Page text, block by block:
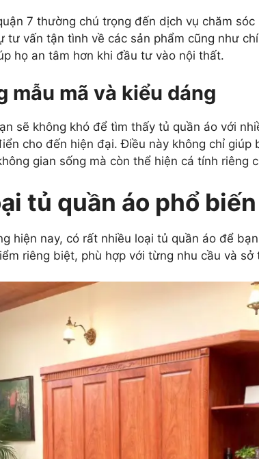
7 thường chú trọng đến dịch vụ chăm
tư vấn tận tình về các sản phẩm cũng như
họ an tâm hơn khi đầu tư vào nội thất.
mẫu mã và kiểu dáng
sẽ không khó để tìm thấy tủ quần áo với
cho đến hiện đại. Điều này không chỉ giúp
gian sống mà còn thể hiện cá tính riêng
tủ quần áo phổ
hiện nay, có rất nhiều loại tủ quần áo để
riêng biệt, phù hợp với từng nhu cầu và sở